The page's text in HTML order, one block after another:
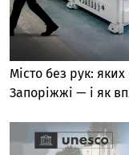
Місто без рук: яких
Запоріжжі — і як